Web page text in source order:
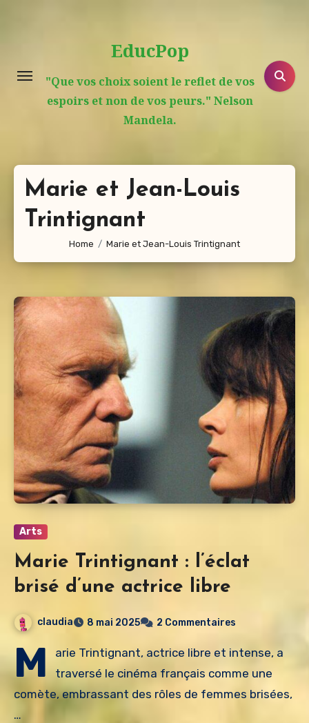
EducPop
"Que vos choix soient le reflet de vos
espoirs et non de vos peurs." Nelson
Mandela.
Marie et Jean-Louis
Trintignant
Home Marie et Jean-Louis Trintignant
Arts
Marie Trintignant : l’éclat
brisé d’une actrice libre
claudia 8 mai 2025 2 Commentaires
M arie Trintignant, actrice libre et intense, a
traversé le cinéma français comme une
comète, embrassant des rôles de femmes brisées,
…